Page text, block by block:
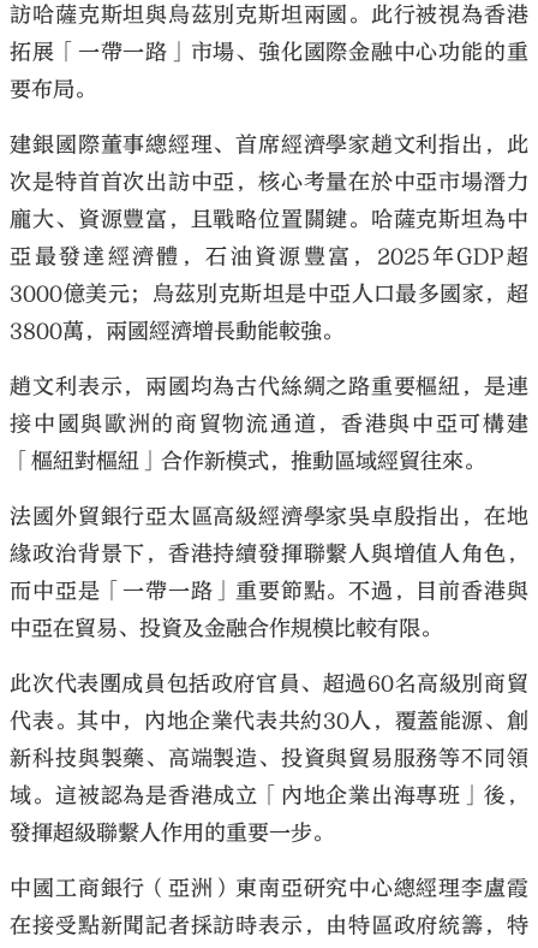
訪哈薩克斯坦與烏茲別克斯坦兩國。此行被視為香港
拓展「一帶一路」市場、強化國際金融中心功能的重
要布局。
建銀國際董事總經理、首席經濟學家趙文利指出，此
次是特首首次出訪中亞，核心考量在於中亞市場潛力
龐大、資源豐富，且戰略位置關鍵。哈薩克斯坦為中
亞最發達經濟體，石油資源豐富，2025年GDP超
3000億美元；烏茲別克斯坦是中亞人口最多國家，超
3800萬，兩國經濟增長動能較強。
趙文利表示，兩國均為古代絲綢之路重要樞紐，是連
接中國與歐洲的商貿物流通道，香港與中亞可構建
「樞紐對樞紐」合作新模式，推動區域經貿往來。
法國外貿銀行亞太區高級經濟學家吳卓殷指出，在地
緣政治背景下，香港持續發揮聯繫人與增值人角色，
而中亞是「一帶一路」重要節點。不過，目前香港與
中亞在貿易、投資及金融合作規模比較有限。
此次代表團成員包括政府官員、超過60名高級別商貿
代表。其中，內地企業代表共約30人，覆蓋能源、創
新科技與製藥、高端製造、投資與貿易服務等不同領
域。這被認為是香港成立「內地企業出海專班」後，
發揮超級聯繫人作用的重要一步。
中國工商銀行（亞洲）東南亞研究中心總經理李盧霞
在接受點新聞記者採訪時表示，由特區政府統籌，特